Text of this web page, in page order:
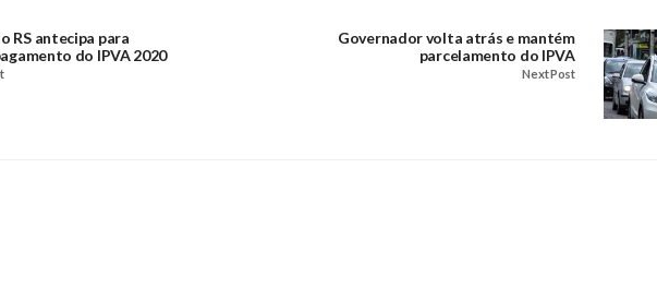
RS antecipa para
do IPVA 2020
Governador volta atrás e mantém
parcelamento do IPVA
Next Post